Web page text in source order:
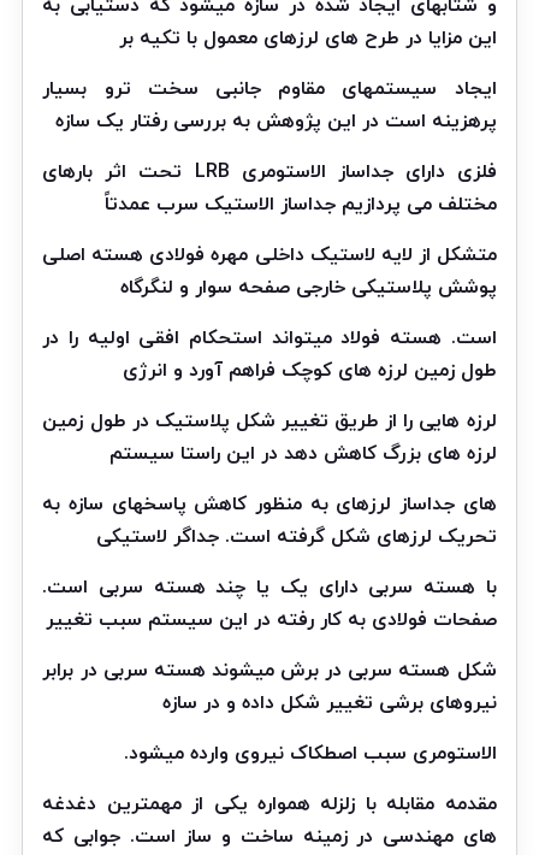
و شتابهای ایجاد شده در سازه میشود که دستیابی به
این مزایا در طرح های لرزهای معمول با تکیه بر
ایجاد سیستمهای مقاوم جانبی سخت ترو بسیار
پرهزینه است در این پژوهش به بررسی رفتار یک سازه
فلزی دارای جداساز الاستومری LRB تحت اثر بارهای
مختلف می پردازیم جداساز الاستیک سرب عمدتاً
متشکل از لایه لاستیک داخلی مهره فولادی هسته اصلی
پوشش پلاستیکی خارجی صفحه سوار و لنگرگاه
است. هسته فولاد میتواند استحکام افقی اولیه را در
طول زمین لرزه های کوچک فراهم آورد و انرژی
لرزه هایی را از طریق تغییر شکل پلاستیک در طول زمین
لرزه های بزرگ کاهش دهد در این راستا سیستم
های جداساز لرزهای به منظور کاهش پاسخهای سازه به
تحریک لرزهای شکل گرفته است. جداگر لاستیکی
با هسته سربی دارای یک یا چند هسته سربی است.
صفحات فولادی به کار رفته در این سیستم سبب تغییر
شکل هسته سربی در برش میشوند هسته سربی در برابر
نیروهای برشی تغییر شکل داده و در سازه
الاستومری سبب اصطکاک نیروی وارده میشود.
مقدمه مقابله با زلزله همواره یکی از مهمترین دغدغه
های مهندسی در زمینه ساخت و ساز است. جوابی که